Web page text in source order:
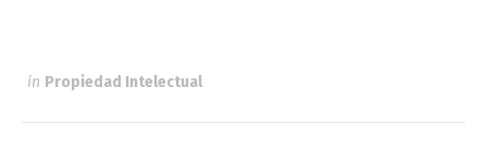
in Propiedad Intelectual